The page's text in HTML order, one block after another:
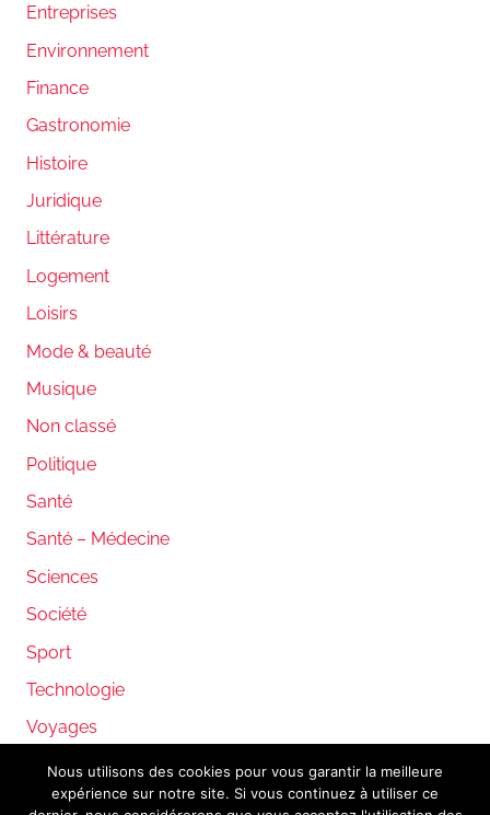
Entreprises
Environnement
Finance
Gastronomie
Histoire
Juridique
Littérature
Logement
Loisirs
Mode & beauté
Musique
Non classé
Politique
Santé
Santé – Médecine
Sciences
Société
Sport
Technologie
Voyages
Nous utilisons des cookies pour vous garantir la meilleure
expérience sur notre site. Si vous continuez à utiliser ce